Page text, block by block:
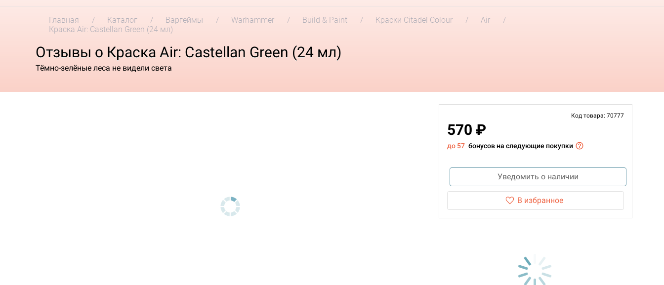
Главная Каталог Варгеймы Warhammer Build & Paint Краски Citadel Colour
Air
Краска Air: Castellan Green (24 мл)
Отзывы о Краска Air: Castellan Green (24 мл)
Тёмно-зелёные леса не видели света
Код товара: 70777
570 ₽
до 57 бонусов на следующие покупки
Уведомить о наличии
В избранное